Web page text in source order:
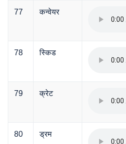
77 कन्वेयर
78 स्किड
79 क्रेट
80 ड्रम